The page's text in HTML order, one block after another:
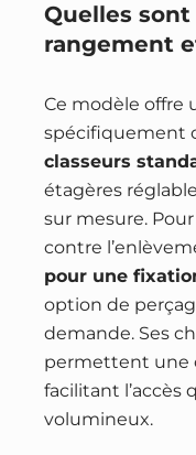
Quelles
rangement
Ce modèle offre
spécifiquement
classeurs
étagères
sur mesure.
contre
pour une
option de
demande. Ses
permettent une
facilitant
volumineux.